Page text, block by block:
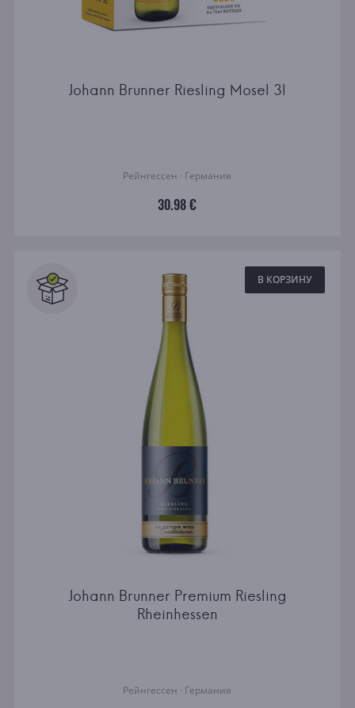
Johann Brunner Riesling Mosel 3l
Рейнгессен · Германия
30.98 €
В КОРЗИНУ
Johann Brunner Premium Riesling
Rheinhessen
Рейнгессен · Германия